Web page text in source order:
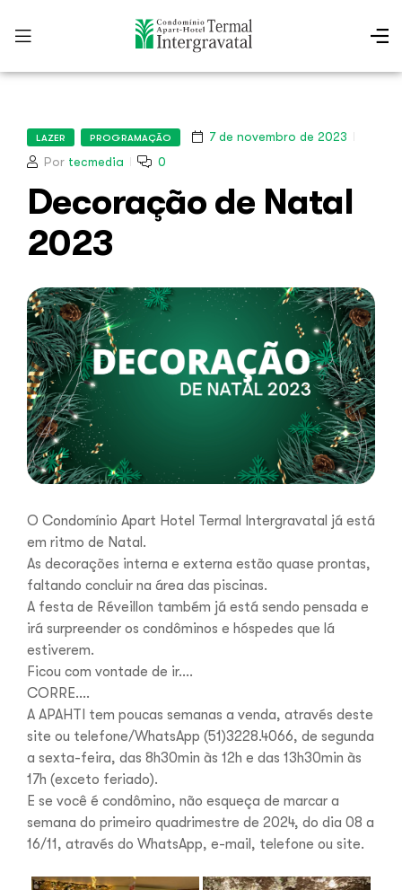
LAZER PROGRAMAÇÃO
7 de novembro de 2023
Por tecmedia 0
Decoração de Natal
2023
O Condomínio Apart Hotel Termal Intergravatal já está
em ritmo de Natal.
As decorações interna e externa estão quase prontas,
faltando concluir na área das piscinas.
A festa de Réveillon também já está sendo pensada e
irá surpreender os condôminos e hóspedes que lá
estiverem.
Ficou com vontade de ir….
CORRE….
A APAHTI tem poucas semanas a venda, através deste
site ou telefone/WhatsApp (51)3228.4066, de segunda
a sexta-feira, das 8h30min às 12h e das 13h30min às
17h (exceto feriado).
E se você é condômino, não esqueça de marcar a
semana do primeiro quadrimestre de 2024, do dia 08 a
16/11, através do WhatsApp, e-mail, telefone ou site.